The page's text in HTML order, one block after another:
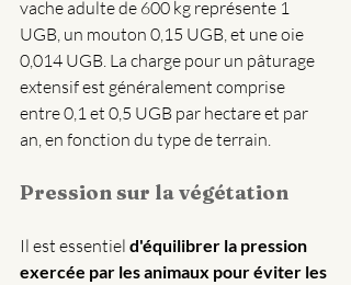
vache adulte de 600 kg représente 1
UGB, un mouton 0,15 UGB, et une oie
0,014 UGB. La charge pour un pâturage
extensif est généralement comprise
entre 0,1 et 0,5 UGB par hectare et par
an, en fonction du type de terrain.
Pression sur la végétation
Il est essentiel d'équilibrer la pression
exercée par les animaux pour éviter les